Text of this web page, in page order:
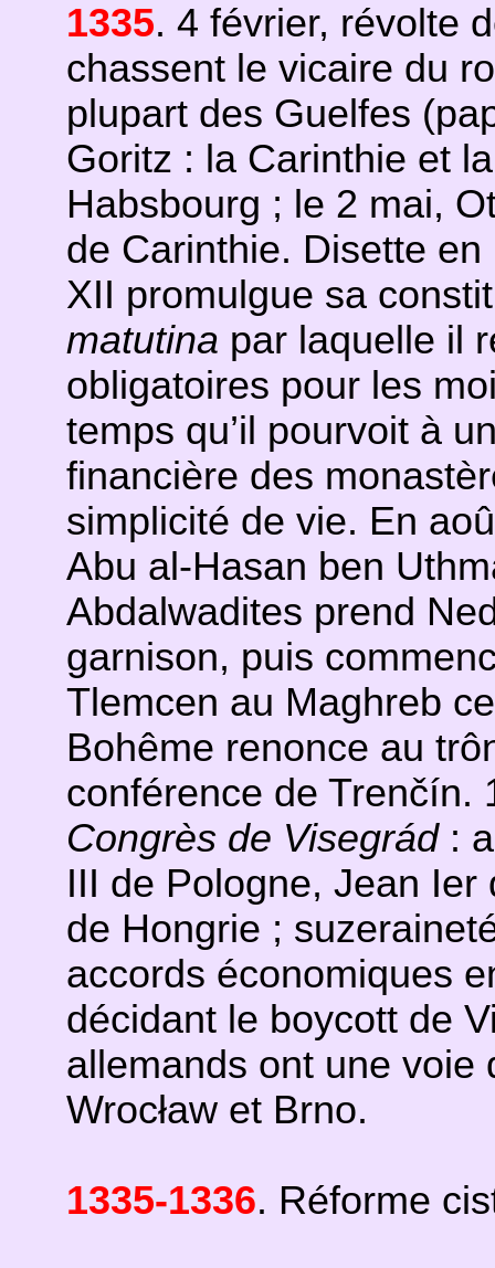
1335. 4 février, révolte
chassent le vicaire du
plupart des Guelfes
Goritz : la Carinthie et
Habsbourg ; le 2 mai,
de Carinthie. Disette
XII promulgue sa
matutina par laquelle il
obligatoires pour les
temps qu’il pourvoit à
financière des
simplicité de vie. En
Abu al-Hasan ben
Abdalwadites prend
garnison, puis
Tlemcen au Maghreb
Bohême renonce au
conférence de Trenčín.
Congrès de Visegrád:
III de Pologne, Jean
de Hongrie ;
accords économiques
décidant le boycott de
allemands ont une voie
Wrocław et Brno.
1335-1336. Réforme